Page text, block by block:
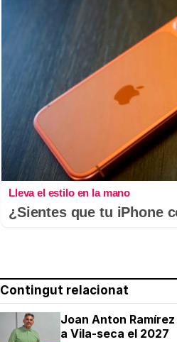
Lleva el estilo en la mano
¿Sientes que tu iPhone
Contingut relacionat
Joan Anton
a Vila-seca el 2027